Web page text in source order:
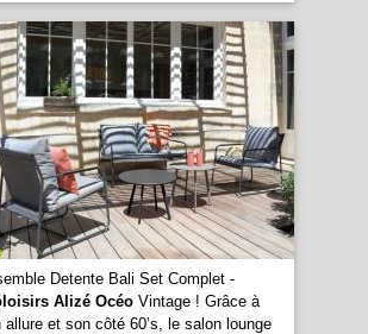
Detente Bali Set Complet -
Alizé OcéoVintage ! Grâce à
allure et son côté 60’s, le salon lounge